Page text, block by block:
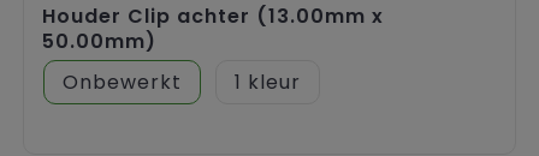
Houder Clip achter (13.00mm x
50.00mm)
Onbewerkt
1